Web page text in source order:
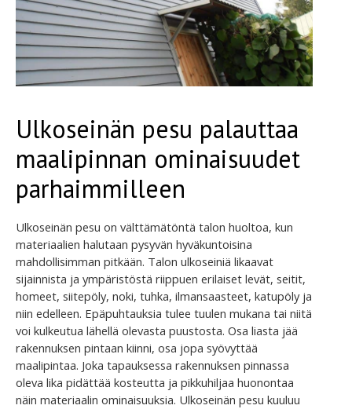
Ulkoseinän pesu palauttaa
maalipinnan ominaisuudet
parhaimmilleen
Ulkoseinän pesu on välttämätöntä talon huoltoa, kun
materiaalien halutaan pysyvän hyväkuntoisina
mahdollisimman pitkään. Talon ulkoseiniä likaavat
sijainnista ja ympäristöstä riippuen erilaiset levät, seitit,
homeet, siitepöly, noki, tuhka, ilmansaasteet, katupöly ja
niin edelleen. Epäpuhtauksia tulee tuulen mukana tai niitä
voi kulkeutua lähellä olevasta puustosta. Osa liasta jää
rakennuksen pintaan kiinni, osa jopa syövyttää
maalipintaa. Joka tapauksessa rakennuksen pinnassa
oleva lika pidättää kosteutta ja pikkuhiljaa huonontaa
näin materiaalin ominaisuuksia. Ulkoseinän pesu kuuluu